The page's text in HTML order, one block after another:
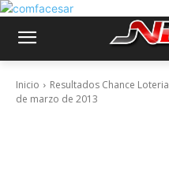
Inicio Resultados Chance Loteria
de marzo de 2013